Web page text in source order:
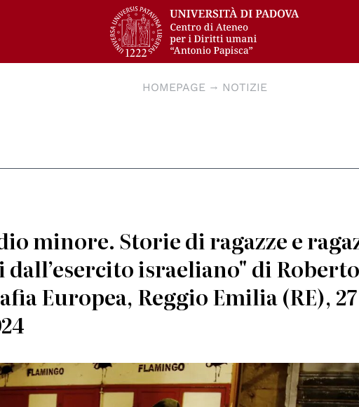
HOMEPAGE NOTIZIE
minore. Storie di ragazze e
israeliano" di Roberto
Europea, Reggio Emilia (RE), 27